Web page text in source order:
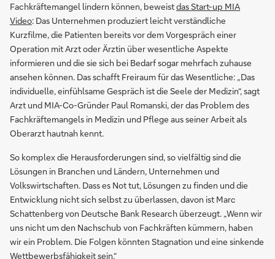
Fachkräftemangel lindern können, beweistdas Start-up MIA
Video: Das Unternehmen produziert leicht verständliche
Kurzfilme, die Patienten bereits vor dem Vorgespräch einer
Operation mit Arzt oder Ärztin über wesentliche Aspekte
informieren und die sie sich bei Bedarf sogar mehrfach zuhause
ansehen können. Das schafft Freiraum für das Wesentliche: „Das
individuelle, einfühlsame Gespräch ist die Seele der Medizin“, sagt
Arzt und MIA-Co-Gründer Paul Romanski, der das Problem des
Fachkräftemangels in Medizin und Pflege aus seiner Arbeit als
Oberarzt hautnah kennt.
So komplex die Herausforderungen sind, so vielfältig sind die
Lösungen in Branchen und Ländern, Unternehmen und
Volkswirtschaften. Dass es Not tut, Lösungen zu finden und die
Entwicklung nicht sich selbst zu überlassen, davon ist Marc
Schattenberg von Deutsche Bank Research überzeugt. „Wenn wir
uns nicht um den Nachschub von Fachkräften kümmern, haben
wir ein Problem. Die Folgen könnten Stagnation und eine sinkende
Wettbewerbsfähigkeit sein.“